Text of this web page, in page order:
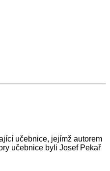
učebnice, jejímž autorem
učebnice byli Josef Pekař